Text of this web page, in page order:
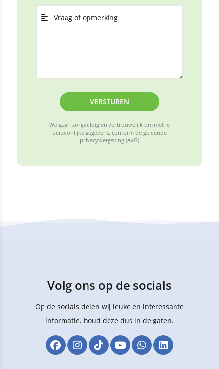
VERSTUREN
We gaan zorgvuldig en vertrouwelijk om met je
persoonlijke gegevens, conform de geldende
privacywetgeving (AVG)
Volg ons op de socials
Op de socials delen wij leuke en interessante
informatie, houd deze dus in de gaten.